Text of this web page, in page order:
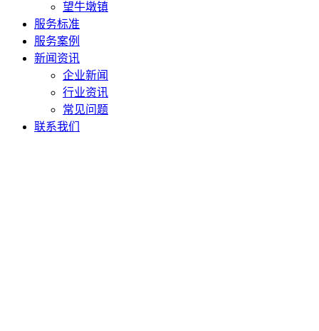
望牛墩镇
服务标准
服务案例
新闻资讯
企业新闻
行业资讯
常见问题
联系我们